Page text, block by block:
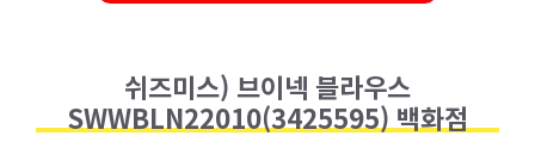
쉬즈미스) 브이넥 블라우스
SWWBLN22010(3425595) 백화점